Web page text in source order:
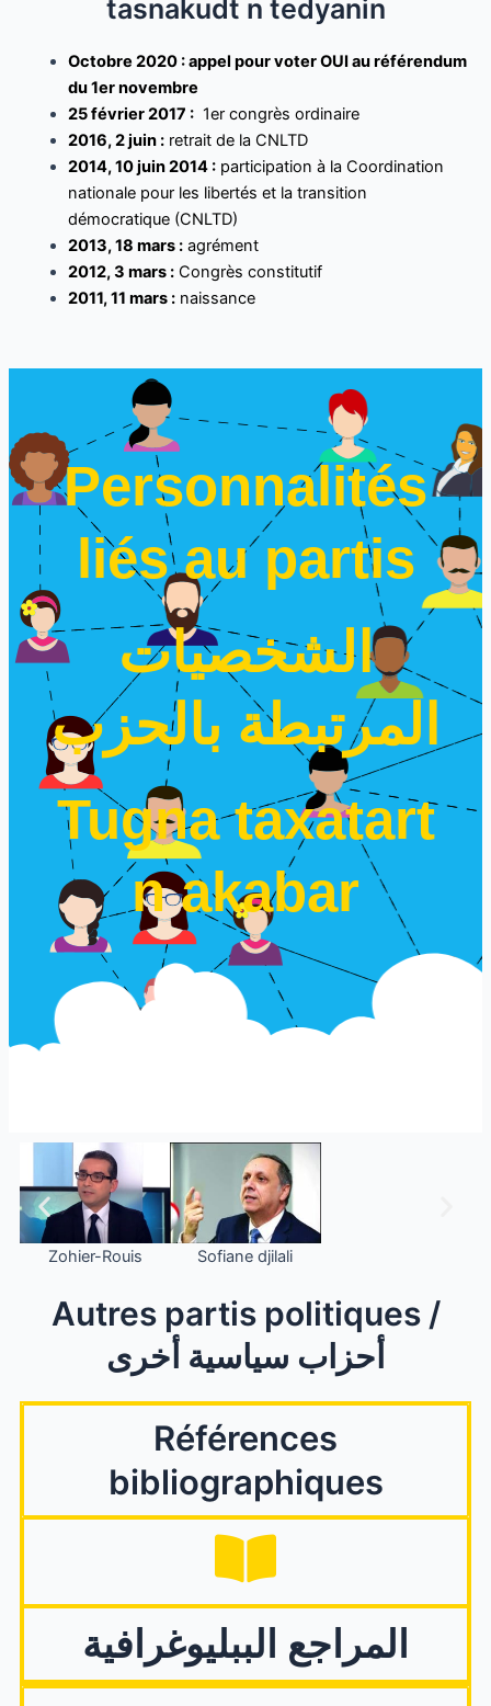
tasnakudt n tedyanin
Octobre 2020 : appel pour voter OUI au référendum
du 1er novembre
25 février 2017 : 1er congrès ordinaire
2016, 2 juin :retrait de la CNLTD
2014,10 juin 2014 :participation à la Coordination
nationale pour les libertés et la transition
démocratique (CNLTD)
2013, 18 mars :agrément
2012, 3 mars :Congrès constitutif
2011, 11 mars :naissance
Personnalités
liés au partis
الشخصيات
المرتبطة بالحزب
Tugna taxatart
n akabar
Zohier-Rouis Sofiane djilali
Autres partis politiques /
أحزاب سياسية أخرى
Références
bibliographiques
المراجع الببليوغرافية